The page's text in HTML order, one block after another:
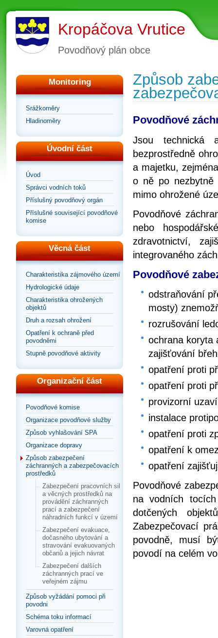
Kropáčova Vrutice
Povodňový plán obce
Monitoring
Srážkoměry
Hladinoměry
Úvodní část
Úvod
Správci vodních toků
Příslušný povodňový orgán
Příslušné související povodňové
komise
Věcná část
Charakteristika zájmového území
Hydrologické údaje
Charakteristika ohrožených
objektů
Druh a rozsah ohrožení
Opatření k ochraně před
povodněmi
Stupně povodňové aktivity
Organizační část
Povodňové komise
Organizace povodňové služby
Způsob vyhlašování SPA
Organizace dopravy
Způsob zabezpečení
záchranných a zabezpečovacích
prostředků
Zabezpečení pracovních sil
a věcných prostředků na
provádění záchranných
prací a zabezpečení
náhradních funkcí v území
Zabezpečení evakuace,
dočasného ubytování a
stravování evakuovaných
občanů a jejich návrat
Zabezpečení dalších
záchranných prací ve
veřejném zájmu
Způsob vyžádání pomoci při
povodni
Schéma toku informací
Varovná opatření
Způsob
Povodňové
Jsou technická
bezprostředně
a majetku,
o ně po nezbytně
mimo ohrožené
Povodňové
nebo
zdravotnictví,
integrovaného
Povodňové
odstraňování
mosty)
rozrušování
ochrana koryta
zajišťování
opatření proti
opatření proti
provizorní
instalace
opatření proti
opatření k
opatření
Povodňové
na vodních
dotčených
Zabezpečovací
povodně, musí
povodí na celém